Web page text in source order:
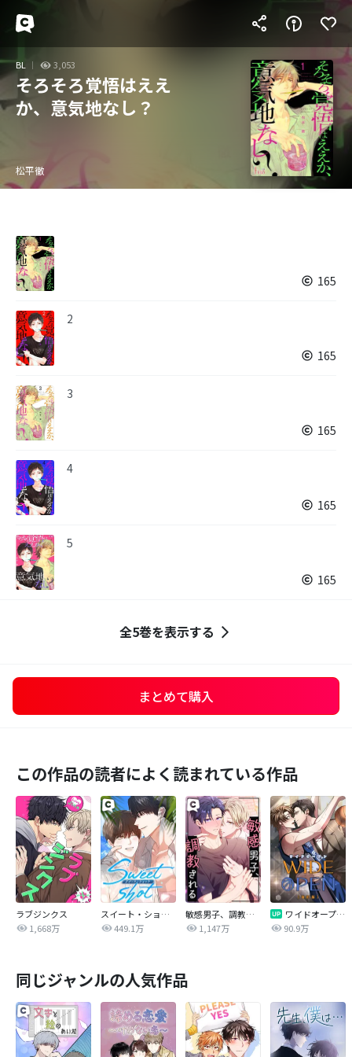
BL 3,053
そろそろ覚悟はええ
か、意気地なし？
松平徹
165
2
165
3
165
4
165
5
165
全5巻を表示する
まとめて購入
この作品の読者によく読まれている作品
ラブジンクス
1,668万
スイート・ショット
449.1万
敏感男子、調教される
1,147万
ワイドオープン【改訂版】
90.9万
同じジャンルの人気作品